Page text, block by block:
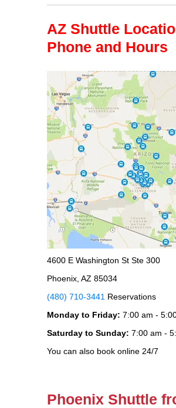
AZ Shuttle
Phone and Hours
4600 E Washington St Ste 300
Phoenix, AZ 85034
(480) 710-3441 Reservations
Monday to Friday: 7:00 am -
Saturday to Sunday: 7:00 am -
You can also book online 24/7
Phoenix Shuttle